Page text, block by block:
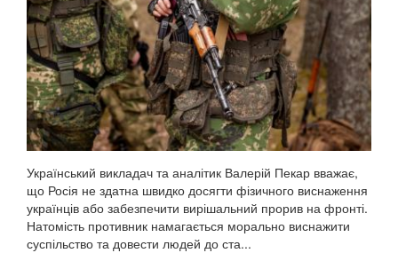
Український викладач та аналітик Валерій Пекар вважає,
що Росія не здатна швидко досягти фізичного виснаження
українців або забезпечити вирішальний прорив на фронті.
Натомість противник намагається морально виснажити
суспільство та довести людей до ста...